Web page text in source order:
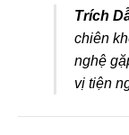
Trích
chiên
nghệ
vị tiện